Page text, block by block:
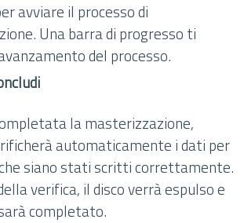
avviare il processo di
Una barra di progresso ti
del processo.
la masterizzazione,
automaticamente i dati per
siano stati scritti correttamente.
verifica, il disco verrà espulso e
completato.